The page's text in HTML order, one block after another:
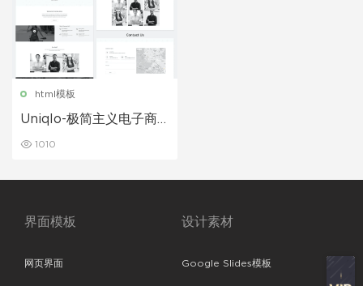
html模板
Uniqlo-极简主义电子商
1010
界面模板
网页界面
设计素材
Google Slides模板